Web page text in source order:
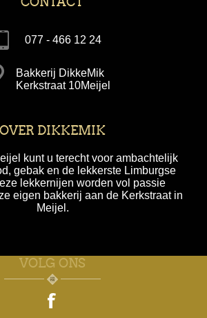
077 - 466 12 24
Bakkerij DikkeMik
Kerkstraat 10Meijel
OVER DIKKEMIK
kunt u terecht voor ambachtelijk
gebak en de lekkerste Limburgse
lekkernijen worden vol passie
eigen bakkerij aan de Kerkstraat in
Meijel.
VOLG ONS